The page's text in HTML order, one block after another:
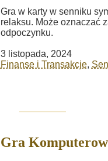
Gra w karty w senniku
relaksu. Może oznaczać
odpoczynku.
3 listopada, 2024
Finanse i Transakcje,
Gra